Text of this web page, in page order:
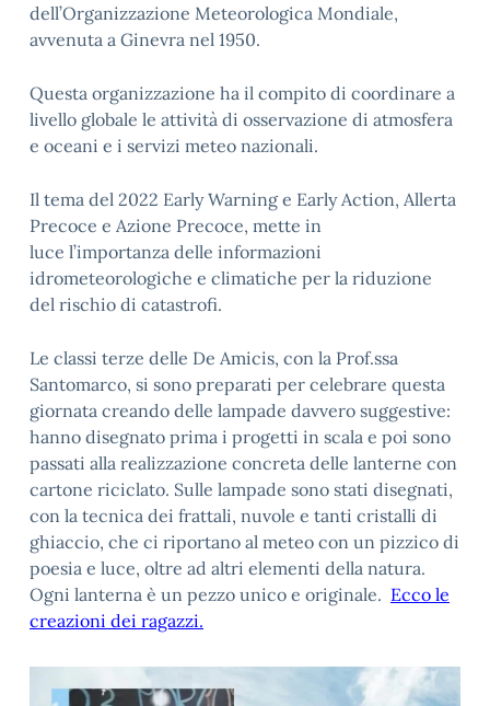
dell’Organizzazione Meteorologica Mondiale,
avvenuta a Ginevra nel 1950.
Questa organizzazione ha il compito di coordinare a
livello globale le attività di osservazione di atmosfera
e oceani e i servizi meteo nazionali.
Il tema del 2022 Early Warning e Early Action, Allerta
Precoce e Azione Precoce, mette in
luce l’importanza delle informazioni
idrometeorologiche e climatiche per la riduzione
del rischio di catastrofi.
Le classi terze delle De Amicis, con la Prof.ssa
Santomarco, si sono preparati per celebrare questa
giornata creando delle lampade davvero suggestive:
hanno disegnato prima i progetti in scala e poi sono
passati alla realizzazione concreta delle lanterne con
cartone riciclato. Sulle lampade sono stati disegnati,
con la tecnica dei frattali, nuvole e tanti cristalli di
ghiaccio, che ci riportano al meteo con un pizzico di
poesia e luce, oltre ad altri elementi della natura.
Ogni lanterna è un pezzo unico e originale. Ecco le
creazioni dei ragazzi.